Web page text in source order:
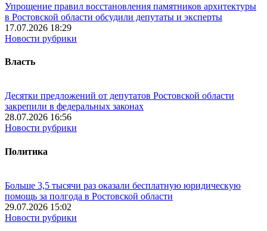
Упрощение правил восстановления памятников архитектуры
в Ростовской области обсудили депутаты и эксперты
17.07.2026 18:29
Новости рубрики
Власть
Десятки предложений от депутатов Ростовской области
закрепили в федеральных законах
28.07.2026 16:56
Новости рубрики
Политика
Больше 3,5 тысячи раз оказали бесплатную юридическую
помощь за полгода в Ростовской области
29.07.2026 15:02
Новости рубрики